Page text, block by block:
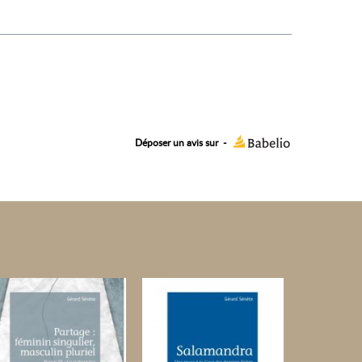
Déposer un avis sur -